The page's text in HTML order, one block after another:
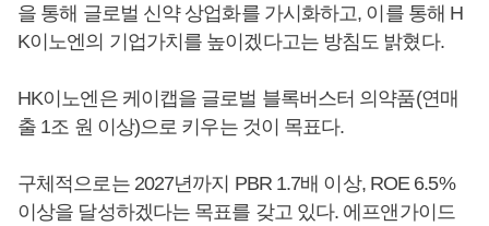
을 통해 글로벌 신약 상업화를 가시화하고, 이를 통해 H
K이노엔의 기업가치를 높이겠다고는 방침도 밝혔다.
HK이노엔은 케이캡을 글로벌 블록버스터 의약품(연매
출 1조 원 이상)으로 키우는 것이 목표다.
구체적으로는 2027년까지 PBR 1.7배 이상, ROE 6.5%
이상을 달성하겠다는 목표를 갖고 있다. 에프앤가이드